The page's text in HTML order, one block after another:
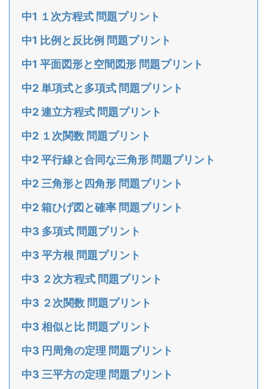
中1 １次方程式 問題プリント
中1 比例と反比例 問題プリント
中1 平面図形と空間図形 問題プリント
中2 単項式と多項式 問題プリント
中2 連立方程式 問題プリント
中2 １次関数 問題プリント
中2 平行線と合同な三角形 問題プリント
中2 三角形と四角形 問題プリント
中2 箱ひげ図と確率 問題プリント
中3 多項式 問題プリント
中3 平方根 問題プリント
中3 ２次方程式 問題プリント
中3 ２次関数 問題プリント
中3 相似と比 問題プリント
中3 円周角の定理 問題プリント
中3 三平方の定理 問題プリント